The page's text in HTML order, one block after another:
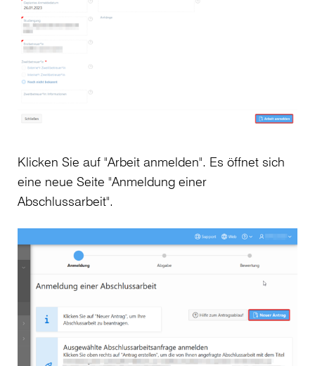
Klicken Sie auf "Arbeit anmelden". Es öffnet sich
eine neue Seite "Anmeldung einer
Abschlussarbeit".